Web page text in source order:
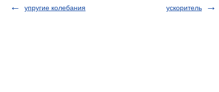
упругие колебания
ускоритель